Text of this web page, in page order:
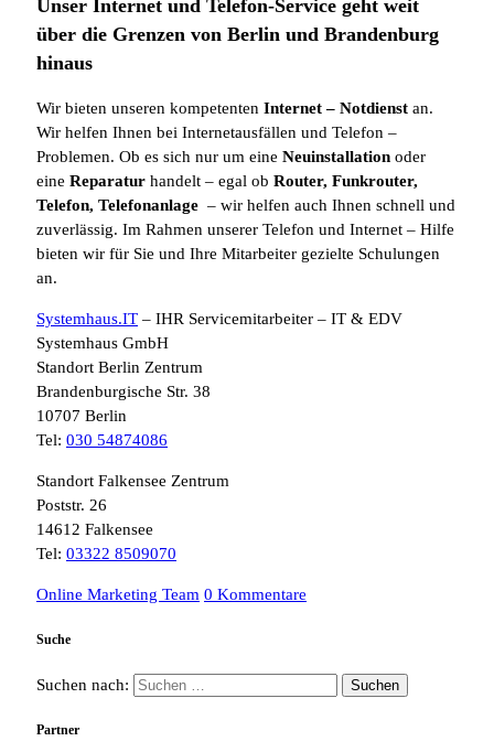
Unser Internet und Telefon-Service geht weit
über die Grenzen von Berlin und Brandenburg
hinaus
Wir bieten unseren kompetenten Internet– Notdienst an.
Wir helfen Ihnen bei Internetausfällen und Telefon –
Problemen. Ob es sich nur um eine Neuinstallation oder
eine Reparatur handelt – egal ob Router, Funkrouter,
Telefon, Telefonanlage – wir helfen auch Ihnen schnell und
zuverlässig. Im Rahmen unserer Telefon und Internet – Hilfe
bieten wir für Sie und Ihre Mitarbeiter gezielte Schulungen
an.
Systemhaus.IT – IHR Servicemitarbeiter – IT & EDV
Systemhaus GmbH
Standort Berlin Zentrum
Brandenburgische Str. 38
10707 Berlin
Tel: 030 54874086
Standort Falkensee Zentrum
Poststr. 26
14612 Falkensee
Tel: 03322 8509070
Online Marketing Team 0 Kommentare
Suche
Suchen nach:
Partner